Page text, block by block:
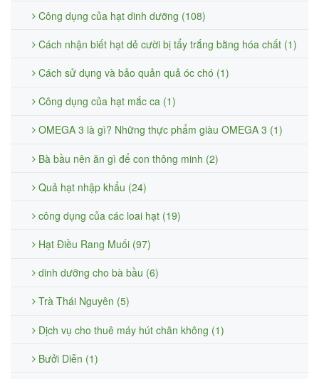
Công dụng của hạt dinh dưỡng (108)
Cách nhận biết hạt dẻ cười bị tẩy trắng bằng hóa chất (1)
Cách sử dụng và bảo quản quả óc chó (1)
Công dụng của hạt mắc ca (1)
OMEGA 3 là gì? Những thực phẩm giàu OMEGA 3 (1)
Bà bầu nên ăn gì để con thông minh (2)
Quả hạt nhập khẩu (24)
công dụng của các loai hạt (19)
Hạt Điều Rang Muối (97)
dinh dưỡng cho bà bầu (6)
Trà Thái Nguyên (5)
Dịch vụ cho thuê máy hút chân không (1)
Bưởi Diễn (1)